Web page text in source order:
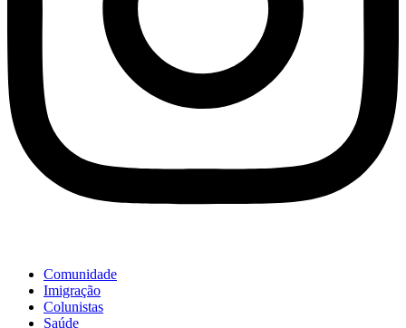
Comunidade
Imigração
Colunistas
Saúde